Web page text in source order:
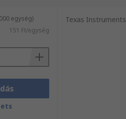
egység)
151 Ft/egység
Texas Instruments